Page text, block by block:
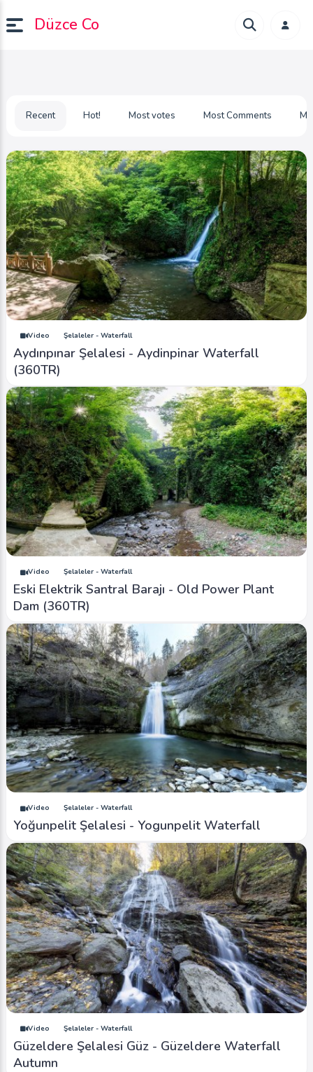
Düzce Co
Recent Hot! Most votes Most Comments
Video Şelaleler - Waterfall
Aydınpınar Şelalesi - Aydinpinar Waterfall
(360TR)
Video Şelaleler - Waterfall
Eski Elektrik Santral Barajı - Old Power Plant
Dam (360TR)
Video Şelaleler - Waterfall
Yoğunpelit Şelalesi - Yogunpelit Waterfall
Video Şelaleler - Waterfall
Güzeldere Şelalesi Güz - Güzeldere Waterfall
Autumn